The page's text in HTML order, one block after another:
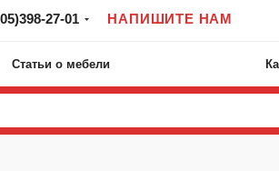
27-01 НАПИШИТЕ НАМ
Статьи о мебели